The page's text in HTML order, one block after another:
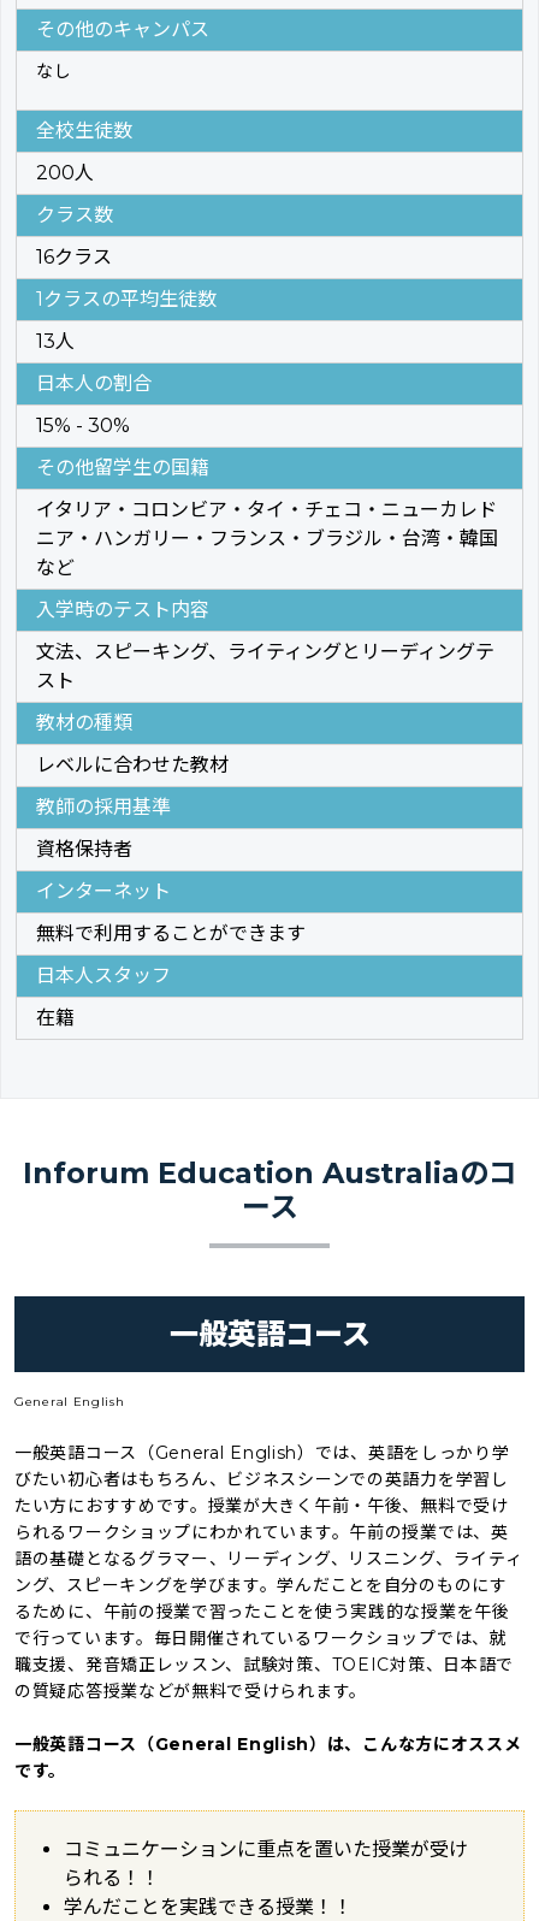
その他のキャンパス
なし
全校生徒数
200人
クラス数
16クラス
1クラスの平均生徒数
13人
日本人の割合
15% - 30%
その他留学生の国籍
イタリア・コロンビア・タイ・チェコ・ニューカレド
ニア・ハンガリー・フランス・ブラジル・台湾・韓国
など
入学時のテスト内容
文法、スピーキング、ライティングとリーディングテ
スト
教材の種類
レベルに合わせた教材
教師の採用基準
資格保持者
インターネット
無料で利用することができます
日本人スタッフ
在籍
Inforum Education Australiaのコ
ース
一般英語コース
General English
一般英語コース（General English）では、英語をしっかり学
びたい初心者はもちろん、ビジネスシーンでの英語力を学習し
たい方におすすめです。授業が大きく午前・午後、無料で受け
られるワークショップにわかれています。午前の授業では、英
語の基礎となるグラマー、リーディング、リスニング、ライティ
ング、スピーキングを学びます。学んだことを自分のものにす
るために、午前の授業で習ったことを使う実践的な授業を午後
で行っています。毎日開催されているワークショップでは、就
職支援、発音矯正レッスン、試験対策、TOEIC対策、日本語で
の質疑応答授業などが無料で受けられます。
一般英語コース（General English）は、こんな方にオススメ
です。
コミュニケーションに重点を置いた授業が受け
られる！！
学んだことを実践できる授業！！